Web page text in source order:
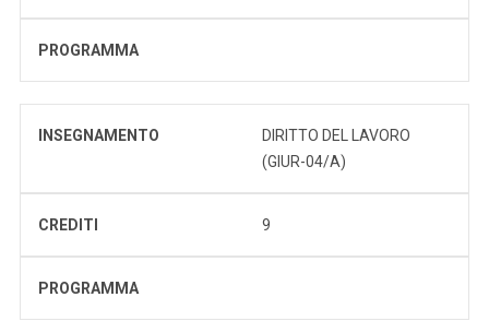
PROGRAMMA
INSEGNAMENTO
DIRITTO DEL LAVORO
(GIUR-04/A)
CREDITI 9
PROGRAMMA